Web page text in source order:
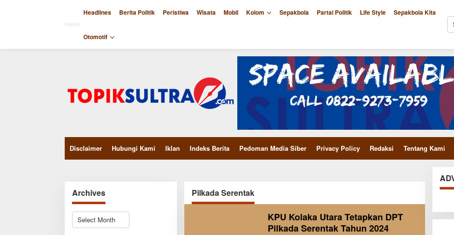
Headlines Berita Politik Peristiwa Wisata Mobil Kolom Sepakbola Partai Politik Life Style Sepakbola Kita
Otomotif
Disclaimer Hubungi Kami Iklan Indeks Berita Pedoman Media Siber Privacy Policy Redaksi Tentang Kami
Archives
Archives
Pilkada Serentak
KPU Kolaka Utara Tetapkan DPT
Pilkada Serentak Tahun 2024